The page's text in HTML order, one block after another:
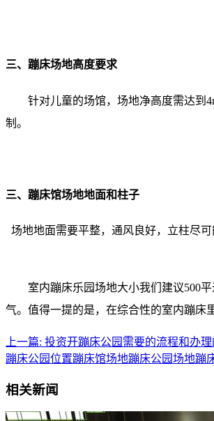
三、蹦床场地高度要求
针对儿童的场馆，场地净高度需达到
制。
三、蹦床馆场地地面和柱子
场地地面需要平整，通风良好，立柱尽可
室内蹦床乐园场地大小我们建议500
气。值得一提的是，在综合性的室内蹦床
上一篇: 投资开蹦床公园需要的流程和办
蹦床公园位置蹦床馆场地蹦床公园场地蹦
相关新闻